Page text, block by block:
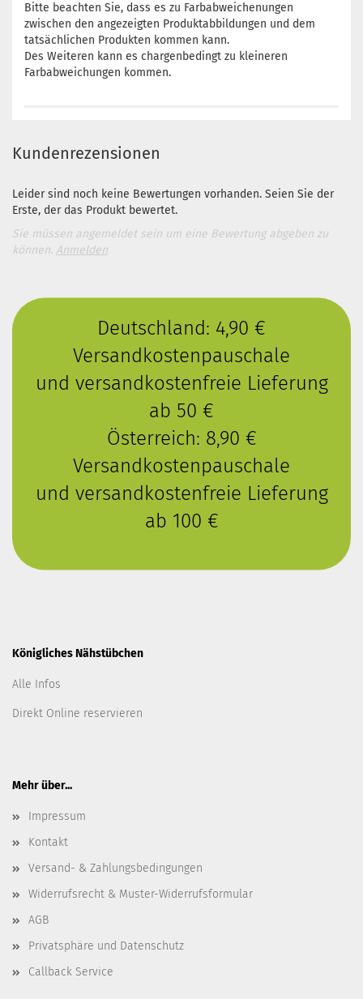
Bitte beachten Sie, dass es zu Farbabweichenungen
zwischen den angezeigten Produktabbildungen und dem
tatsächlichen Produkten kommen kann.
Des Weiteren kann es chargenbedingt zu kleineren
Farbabweichungen kommen.
Kundenrezensionen
Leider sind noch keine Bewertungen vorhanden. Seien Sie der
Erste, der das Produkt bewertet.
Sie müssen angemeldet sein um eine Bewertung abgeben zu
können. Anmelden
Deutschland: 4,90 €
Versandkostenpauschale
und versandkostenfreie Lieferung
ab 50 €
Österreich: 8,90 €
Versandkostenpauschale
und versandkostenfreie Lieferung
ab 100 €
Königliches Nähstübchen
Alle Infos
Direkt Online reservieren
Mehr über...
Impressum
Kontakt
Versand- & Zahlungsbedingungen
Widerrufsrecht & Muster-Widerrufsformular
AGB
Privatsphäre und Datenschutz
Callback Service